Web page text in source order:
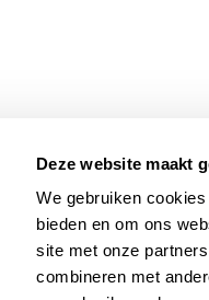
Deze website maakt
We gebruiken
bieden en om ons
site met onze
combineren met
Over Bellac